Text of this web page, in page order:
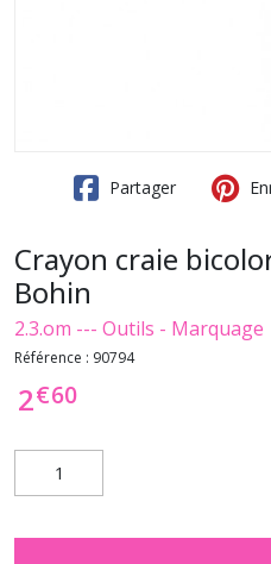
Partager
Crayon craie
Bohin
2.3.om --- Outils - Marquage
Référence : 90794
2€60